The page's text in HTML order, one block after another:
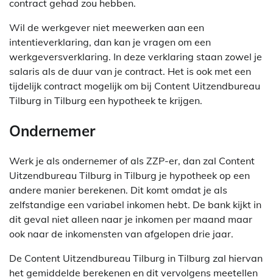
contract gehad zou hebben.
Wil de werkgever niet meewerken aan een
intentieverklaring, dan kan je vragen om een
werkgeversverklaring. In deze verklaring staan zowel je
salaris als de duur van je contract. Het is ook met een
tijdelijk contract mogelijk om bij Content Uitzendbureau
Tilburg in Tilburg een hypotheek te krijgen.
Ondernemer
Werk je als ondernemer of als ZZP-er, dan zal Content
Uitzendbureau Tilburg in Tilburg je hypotheek op een
andere manier berekenen. Dit komt omdat je als
zelfstandige een variabel inkomen hebt. De bank kijkt in
dit geval niet alleen naar je inkomen per maand maar
ook naar de inkomensten van afgelopen drie jaar.
De Content Uitzendbureau Tilburg in Tilburg zal hiervan
het gemiddelde berekenen en dit vervolgens meetellen